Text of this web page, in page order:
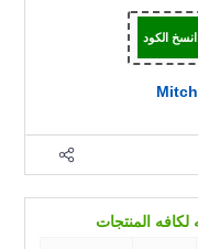
انسخ الكود